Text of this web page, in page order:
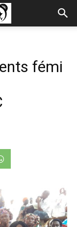
fémi